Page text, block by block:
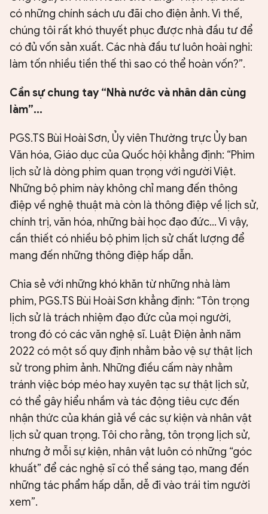
có những chính sách ưu đãi cho điện ảnh. Vì thế,
chúng tôi rất khó thuyết phục được nhà đầu tư để
có đủ vốn sản xuất. Các nhà đầu tư luôn hoài nghi:
làm tốn nhiều tiền thế thì sao có thể hoàn vốn?”.
Cần sự chung tay “Nhà nước và nhân dân cùng
làm”...
PGS.TS Bùi Hoài Sơn, Ủy viên Thường trực Ủy ban
Văn hóa, Giáo dục của Quốc hội khẳng định: “Phim
lịch sử là dòng phim quan trọng với người Việt.
Những bộ phim này không chỉ mang đến thông
điệp về nghệ thuật mà còn là thông điệp về lịch sử,
chính trị, văn hóa, những bài học đạo đức... Vì vậy,
cần thiết có nhiều bộ phim lịch sử chất lượng để
mang đến những thông điệp hấp dẫn.
Chia sẻ với những khó khăn từ những nhà làm
phim, PGS.TS Bùi Hoài Sơn khẳng định: “Tôn trọng
lịch sử là trách nhiệm đạo đức của mọi người,
trong đó có các văn nghệ sĩ. Luật Điện ảnh năm
2022 có một số quy định nhằm bảo vệ sự thật lịch
sử trong phim ảnh. Những điều cấm này nhằm
tránh việc bóp méo hay xuyên tạc sự thật lịch sử,
có thể gây hiểu nhầm và tác động tiêu cực đến
nhận thức của khán giả về các sự kiện và nhân vật
lịch sử quan trọng. Tôi cho rằng, tôn trọng lịch sử,
nhưng ở mỗi sự kiện, nhân vật luôn có những “góc
khuất” để các nghệ sĩ có thể sáng tạo, mang đến
những tác phẩm hấp dẫn, dễ đi vào trái tim người
xem”.